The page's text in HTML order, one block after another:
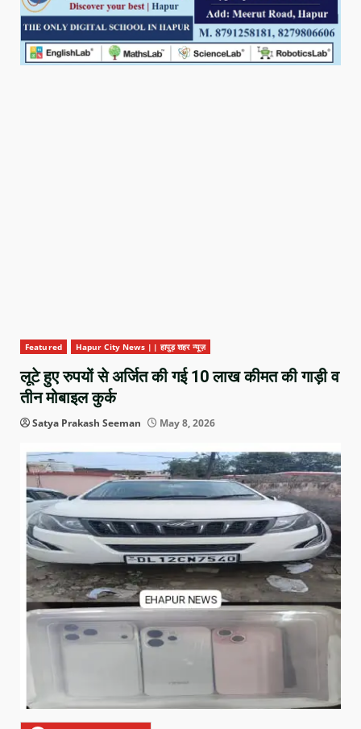
Featured Hapur City News || हापुड़ शहर न्यूज़
लूटे हुए रुपयों से अर्जित की गई 10 लाख कीमत की गाड़ी व
तीन मोबाइल कुर्क
Satya Prakash Seeman May 8, 2026